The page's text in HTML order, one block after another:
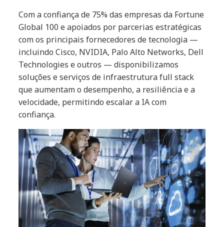
Com a confiança de 75% das empresas da Fortune
Global 100 e apoiados por parcerias estratégicas
com os principais fornecedores de tecnologia —
incluindo Cisco, NVIDIA, Palo Alto Networks, Dell
Technologies e outros — disponibilizamos
soluções e serviços de infraestrutura full stack
que aumentam o desempenho, a resiliência e a
velocidade, permitindo escalar a IA com
confiança.